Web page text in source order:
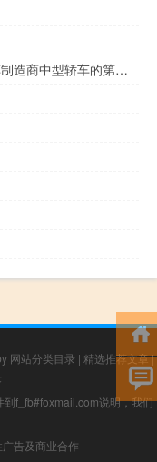
新车资讯：2019年奥迪A6标志着该汽车制造商中型轿车的第八代
网站分类目录 | 精选推荐文章|
f_fb#foxmail.com说明，我们
告及商业合作